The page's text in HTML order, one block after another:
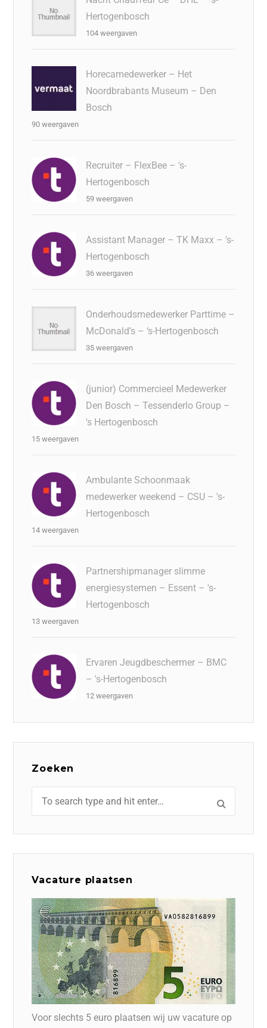
Hertogenbosch
104 weergaven
Horecamedewerker – Het
Noordbrabants Museum – Den
Bosch
90 weergaven
Recruiter – FlexBee – 's-
Hertogenbosch
59 weergaven
Assistant Manager – TK Maxx – 's-
Hertogenbosch
36 weergaven
Onderhoudsmedewerker Parttime –
McDonald’s – ‘s-Hertogenbosch
35 weergaven
(junior) Commercieel Medewerker
Den Bosch – Tessenderlo Group –
's Hertogenbosch
15 weergaven
Ambulante Schoonmaak
medewerker weekend – CSU – 's-
Hertogenbosch
14 weergaven
Partnershipmanager slimme
energiesystemen – Essent – 's-
Hertogenbosch
13 weergaven
Ervaren Jeugdbeschermer – BMC
– 's-Hertogenbosch
12 weergaven
Zoeken
Vacature plaatsen
Voor slechts 5 euro plaatsen wij uw vacature op